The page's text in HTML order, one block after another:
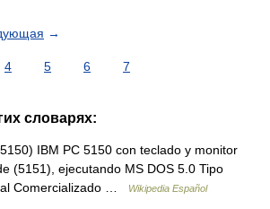
→
4 5 6 7
словарях:
IBM PC 5150 con teclado y monitor
(5151), ejecutando MS DOS 5.0 Tipo
Comercializado …
Wikipedia Español